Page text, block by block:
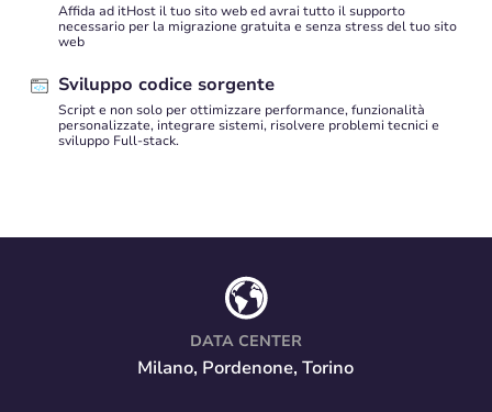
Affida ad itHost il tuo sito web ed avrai tutto il supporto
necessario per la migrazione gratuita e senza stress del tuo sito
web
Sviluppo codice sorgente
Script e non solo per ottimizzare performance, funzionalità
personalizzate, integrare sistemi, risolvere problemi tecnici e
sviluppo Full-stack.
DATA CENTER
Milano, Pordenone, Torino